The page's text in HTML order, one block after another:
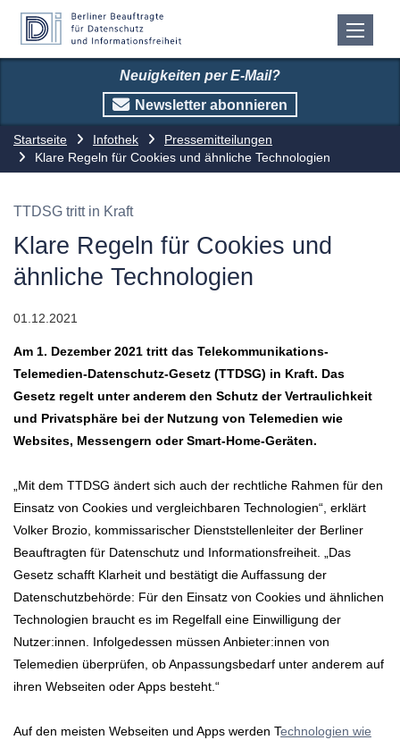
Neuigkeiten per E-Mail?
Newsletter abonnieren
Startseite Infothek
Pressemitteilungen
Klare Regeln für Cookies und ähnliche Technologien
TTDSG tritt in Kraft
Klare Regeln für Cookies und
ähnliche Technologien
01.12.2021
Am 1. Dezember 2021 tritt das Telekommunikations-
Telemedien-Datenschutz-Gesetz (TTDSG) in Kraft. Das
Gesetz regelt unter anderem den Schutz der Vertraulichkeit
und Privatsphäre bei der Nutzung von Telemedien wie
Websites, Messengern oder Smart-Home-Geräten.
„Mit dem TTDSG ändert sich auch der rechtliche Rahmen für den
Einsatz von Cookies und vergleichbaren Technologien“, erklärt
Volker Brozio, kommissarischer Dienststellenleiter der Berliner
Beauftragten für Datenschutz und Informationsfreiheit. „Das
Gesetz schafft Klarheit und bestätigt die Auffassung der
Datenschutzbehörde: Für den Einsatz von Cookies und ähnlichen
Technologien braucht es im Regelfall eine Einwilligung der
Nutzer:innen. Infolgedessen müssen Anbieter:innen von
Telemedien überprüfen, ob Anpassungsbedarf unter anderem auf
ihren Webseiten oder Apps besteht.“
Auf den meisten Webseiten und Apps werden Technologien wie